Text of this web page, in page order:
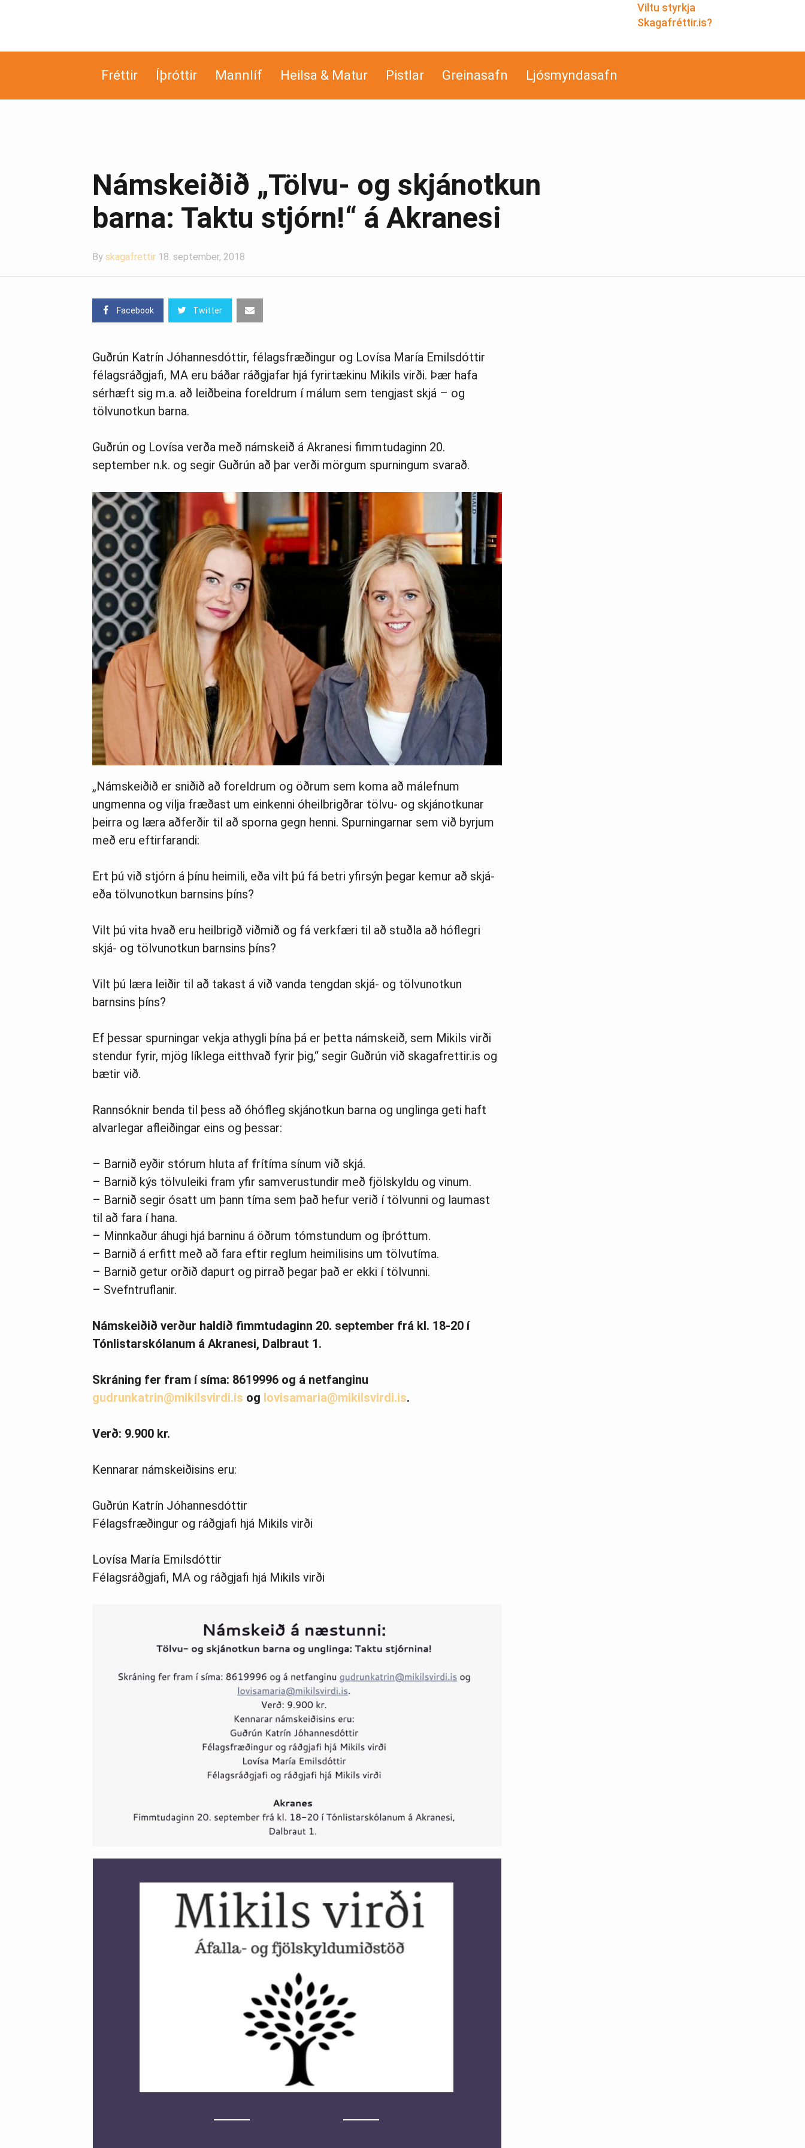
Viltu styrkja
Skagafréttir.is?
Fréttir Íþróttir Mannlíf Heilsa & Matur Pistlar Greinasafn Ljósmyndasafn
Námskeiðið „Tölvu- og skjánotkun
barna: Taktu stjórn!“ á Akranesi
By skagafrettir 18. september, 2018
Facebook Twitter
Guðrún Katrín Jóhannesdóttir, félagsfræðingur og Lovísa María Emilsdóttir
félagsráðgjafi, MA eru báðar ráðgjafar hjá fyrirtækinu Mikils virði. Þær hafa
sérhæft sig m.a. að leiðbeina foreldrum í málum sem tengjast skjá – og
tölvunotkun barna.
Guðrún og Lovísa verða með námskeið á Akranesi fimmtudaginn 20.
september n.k. og segir Guðrún að þar verði mörgum spurningum svarað.
„Námskeiðið er sniðið að foreldrum og öðrum sem koma að málefnum
ungmenna og vilja fræðast um einkenni óheilbrigðrar tölvu- og skjánotkunar
þeirra og læra aðferðir til að sporna gegn henni. Spurningarnar sem við byrjum
með eru eftirfarandi:
Ert þú við stjórn á þínu heimili, eða vilt þú fá betri yfirsýn þegar kemur að skjá-
eða tölvunotkun barnsins þíns?
Vilt þú vita hvað eru heilbrigð viðmið og fá verkfæri til að stuðla að hóflegri
skjá- og tölvunotkun barnsins þíns?
Vilt þú læra leiðir til að takast á við vanda tengdan skjá- og tölvunotkun
barnsins þíns?
Ef þessar spurningar vekja athygli þína þá er þetta námskeið, sem Mikils virði
stendur fyrir, mjög líklega eitthvað fyrir þig,“ segir Guðrún við skagafrettir.is og
bætir við.
Rannsóknir benda til þess að óhófleg skjánotkun barna og unglinga geti haft
alvarlegar afleiðingar eins og þessar:
– Barnið eyðir stórum hluta af frítíma sínum við skjá.
– Barnið kýs tölvuleiki fram yfir samverustundir með fjölskyldu og vinum.
– Barnið segir ósatt um þann tíma sem það hefur verið í tölvunni og laumast
til að fara í hana.
– Minnkaður áhugi hjá barninu á öðrum tómstundum og íþróttum.
– Barnið á erfitt með að fara eftir reglum heimilisins um tölvutíma.
– Barnið getur orðið dapurt og pirrað þegar það er ekki í tölvunni.
– Svefntruflanir.
Námskeiðið verður haldið fimmtudaginn 20. september frá kl. 18-20 í
Tónlistarskólanum á Akranesi, Dalbraut 1.
Skráning fer fram í síma: 8619996 og á netfanginu
gudrunkatrin@mikilsvirdi.is og lovisamaria@mikilsvirdi.is.
Verð: 9.900 kr.
Kennarar námskeiðisins eru:
Guðrún Katrín Jóhannesdóttir
Félagsfræðingur og ráðgjafi hjá Mikils virði
Lovísa María Emilsdóttir
Félagsráðgjafi, MA og ráðgjafi hjá Mikils virði